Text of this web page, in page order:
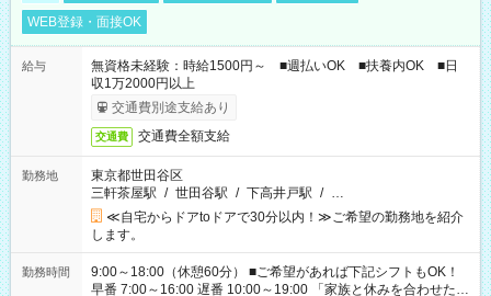
WEB登録・面接OK
給与
無資格未経験：時給1500円～ ■週払いOK ■扶養内OK ■日
収1万2000円以上
交通費別途支給あり
交通費 交通費全額支給
勤務地
東京都世田谷区
三軒茶屋駅 / 世田谷駅 / 下高井戸駅 / …
≪自宅からドアtoドアで30分以内！≫ご希望の勤務地を紹介
します。
勤務時間
9:00～18:00（休憩60分） ■ご希望があれば下記シフトもOK！
早番 7:00～16:00 遅番 10:00～19:00 「家族と休みを合わせた